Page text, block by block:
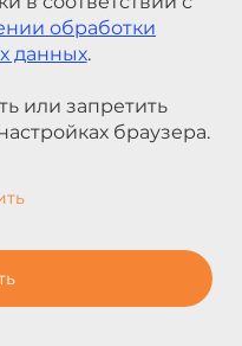
обработки
данных.
или запретить
браузера.